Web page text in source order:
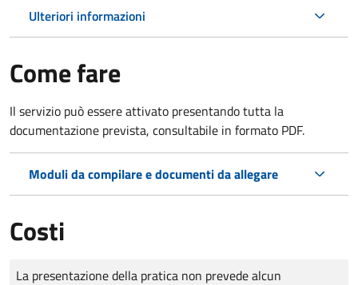
Ulteriori informazioni
Come fare
Il servizio può essere attivato presentando tutta la
documentazione prevista, consultabile in formato PDF.
Moduli da compilare e documenti da allegare
Costi
Tipo di pagamento
Importo
La presentazione della pratica non prevede alcun